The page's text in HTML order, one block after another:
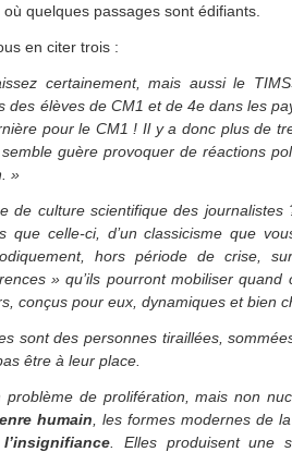
, où quelques passages sont édifiants.
en citer trois :
certainement, mais aussi le
des élèves de CM1 et de 4e dans les
pour le CM1 ! Il y a donc plus de
guère provoquer de réactions
»
de culture scientifique des
que celle-ci, d’un classicisme que
hors période de crise,
» qu’ils pourront mobiliser
conçus pour eux, dynamiques et bien
sont des personnes tiraillées,
être à leur place.
problème de prolifération, mais non
humain , les formes modernes de
. Elles produisent une